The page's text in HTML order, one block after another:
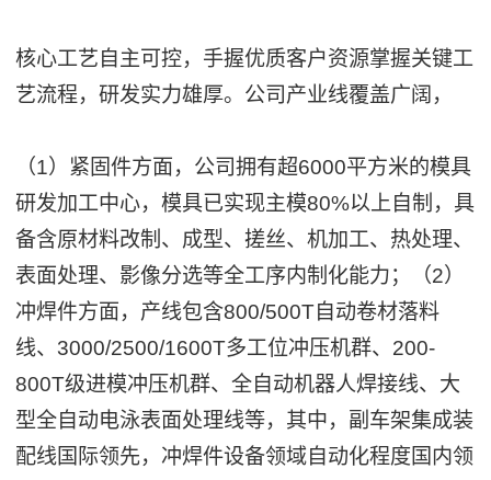
核心工艺自主可控，手握优质客户资源掌握关键工
艺流程，研发实力雄厚。公司产业线覆盖广阔，
（1）紧固件方面，公司拥有超6000平方米的模具
研发加工中心，模具已实现主模80%以上自制，具
备含原材料改制、成型、搓丝、机加工、热处理、
表面处理、影像分选等全工序内制化能力；（2）
冲焊件方面，产线包含800/500T自动卷材落料
线、3000/2500/1600T多工位冲压机群、200-
800T级进模冲压机群、全自动机器人焊接线、大
型全自动电泳表面处理线等，其中，副车架集成装
配线国际领先，冲焊件设备领域自动化程度国内领